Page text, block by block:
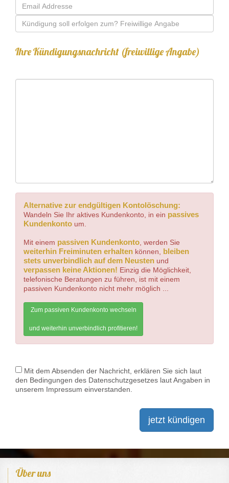
Ihre Kündigungsnachricht (freiwillige Angabe)
Alternative zur endgültigen Kontolöschung:
Wandeln Sie Ihr aktives Kundenkonto, in ein passives
Kundenkonto um.
Mit einem passiven Kundenkonto , werden Sie
weiterhin Freiminuten erhalten können, bleiben
stets unverbindlich auf dem Neusten und
verpassen keine Aktionen! Einzig die Möglichkeit,
telefonische Beratungen zu führen, ist mit einem
passiven Kundenkonto nicht mehr möglich ...
Zum passiven Kundenkonto wechseln
und weiterhin unverbindlich profitieren!
Mit dem Absenden der Nachricht, erklären Sie sich laut
den Bedingungen des Datenschutzgesetzes laut Angaben in
unserem Impressum einverstanden.
jetzt kündigen
Über uns